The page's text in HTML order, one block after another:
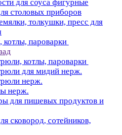
для соуса фигурные
столовых приборов
толкушки, пресс для
котлы, пароварки
котлы, пароварки
для мидий нерж.
нерж.
нерж.
для пищевых продуктов и
сковород, сотейников,